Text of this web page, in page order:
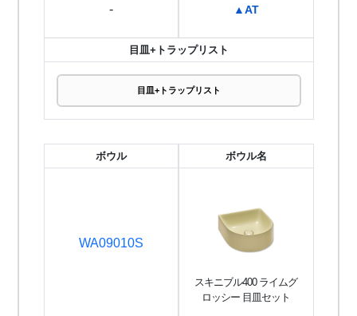
- ▲AT
目皿+トラップリスト
目皿+トラップリスト
ボウル
WA09010S
ボウル名
スキニブル400 ライムグ
ロッシー 目皿セット